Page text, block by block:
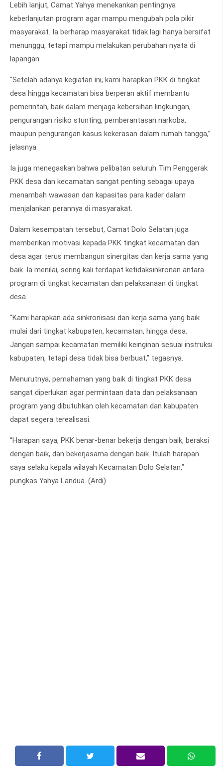
Lebih lanjut, Camat Yahya menekankan pentingnya
keberlanjutan program agar mampu mengubah pola pikir
masyarakat. Ia berharap masyarakat tidak lagi hanya bersifat
menunggu, tetapi mampu melakukan perubahan nyata di
lapangan.
“Setelah adanya kegiatan ini, kami harapkan PKK di tingkat
desa hingga kecamatan bisa berperan aktif membantu
pemerintah, baik dalam menjaga kebersihan lingkungan,
pengurangan risiko stunting, pemberantasan narkoba,
maupun pengurangan kasus kekerasan dalam rumah tangga,”
jelasnya.
Ia juga menegaskan bahwa pelibatan seluruh Tim Penggerak
PKK desa dan kecamatan sangat penting sebagai upaya
menambah wawasan dan kapasitas para kader dalam
menjalankan perannya di masyarakat.
Dalam kesempatan tersebut, Camat Dolo Selatan juga
memberikan motivasi kepada PKK tingkat kecamatan dan
desa agar terus membangun sinergitas dan kerja sama yang
baik. Ia menilai, sering kali terdapat ketidaksinkronan antara
program di tingkat kecamatan dan pelaksanaan di tingkat
desa.
“Kami harapkan ada sinkronisasi dan kerja sama yang baik
mulai dari tingkat kabupaten, kecamatan, hingga desa.
Jangan sampai kecamatan memiliki keinginan sesuai instruksi
kabupaten, tetapi desa tidak bisa berbuat,” tegasnya.
Menurutnya, pemahaman yang baik di tingkat PKK desa
sangat diperlukan agar permintaan data dan pelaksanaan
program yang dibutuhkan oleh kecamatan dan kabupaten
dapat segera terealisasi.
“Harapan saya, PKK benar-benar bekerja dengan baik, beraksi
dengan baik, dan bekerjasama dengan baik. Itulah harapan
saya selaku kepala wilayah Kecamatan Dolo Selatan,”
pungkas Yahya Landua. (Ardi)